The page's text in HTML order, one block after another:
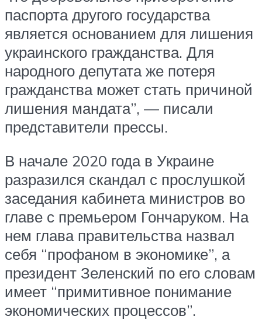
паспорта другого государства
является основанием для лишения
украинского гражданства. Для
народного депутата же потеря
гражданства может стать причиной
лишения мандата”, — писали
представители прессы.
В начале 2020 года в Украине
разразился скандал с прослушкой
заседания кабинета министров во
главе с премьером Гончаруком. На
нем глава правительства назвал
себя “профаном в экономике”, а
президент Зеленский по его словам
имеет “примитивное понимание
экономических процессов”.